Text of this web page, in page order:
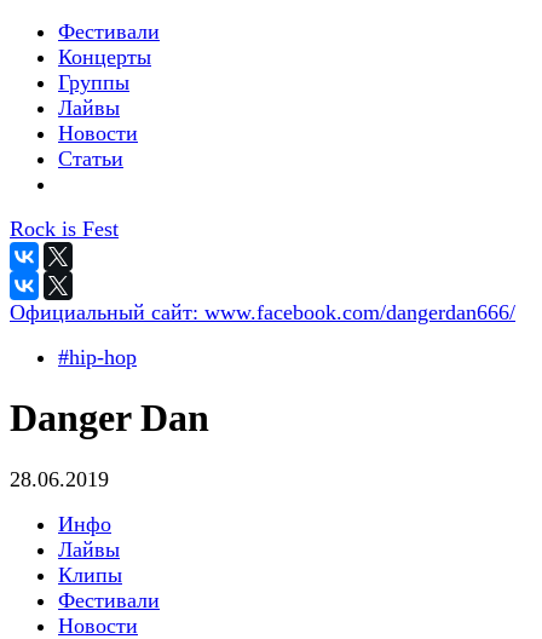
Фестивали
Концерты
Группы
Лайвы
Новости
Статьи
Rock is Fest
Официальный сайт: www.facebook.com/dangerdan666/
#hip-hop
Danger Dan
28.06.2019
Инфо
Лайвы
Клипы
Фестивали
Новости